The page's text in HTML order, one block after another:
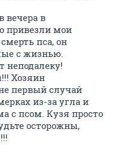
вечера в
привезли мои
пса, он
с жизнью.
неподалеку!
Хозяин
первый случай
из-за угла и
с псом. Кузя просто
осторожны,